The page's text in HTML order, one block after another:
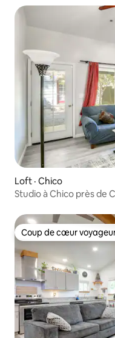
Loft · Chico
Studio à Chico près de
Coup de cœur
Coup de cœur